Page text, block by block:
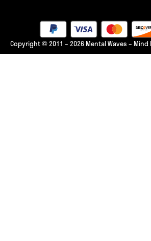
Copyright © 2011 – 2026 Mental Waves – Mind